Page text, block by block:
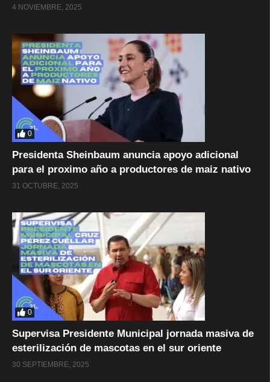
4 NOVIEMBRE, 2025
0
Presidenta Sheinbaum anuncia apoyo adicional
para el proximo año a productores de maiz nativo
31 OCTUBRE, 2025
0
Supervisa Presidente Municipal jornada masiva de
esterilización de mascotas en el sur oriente
30 SEPTIEMBRE, 2025